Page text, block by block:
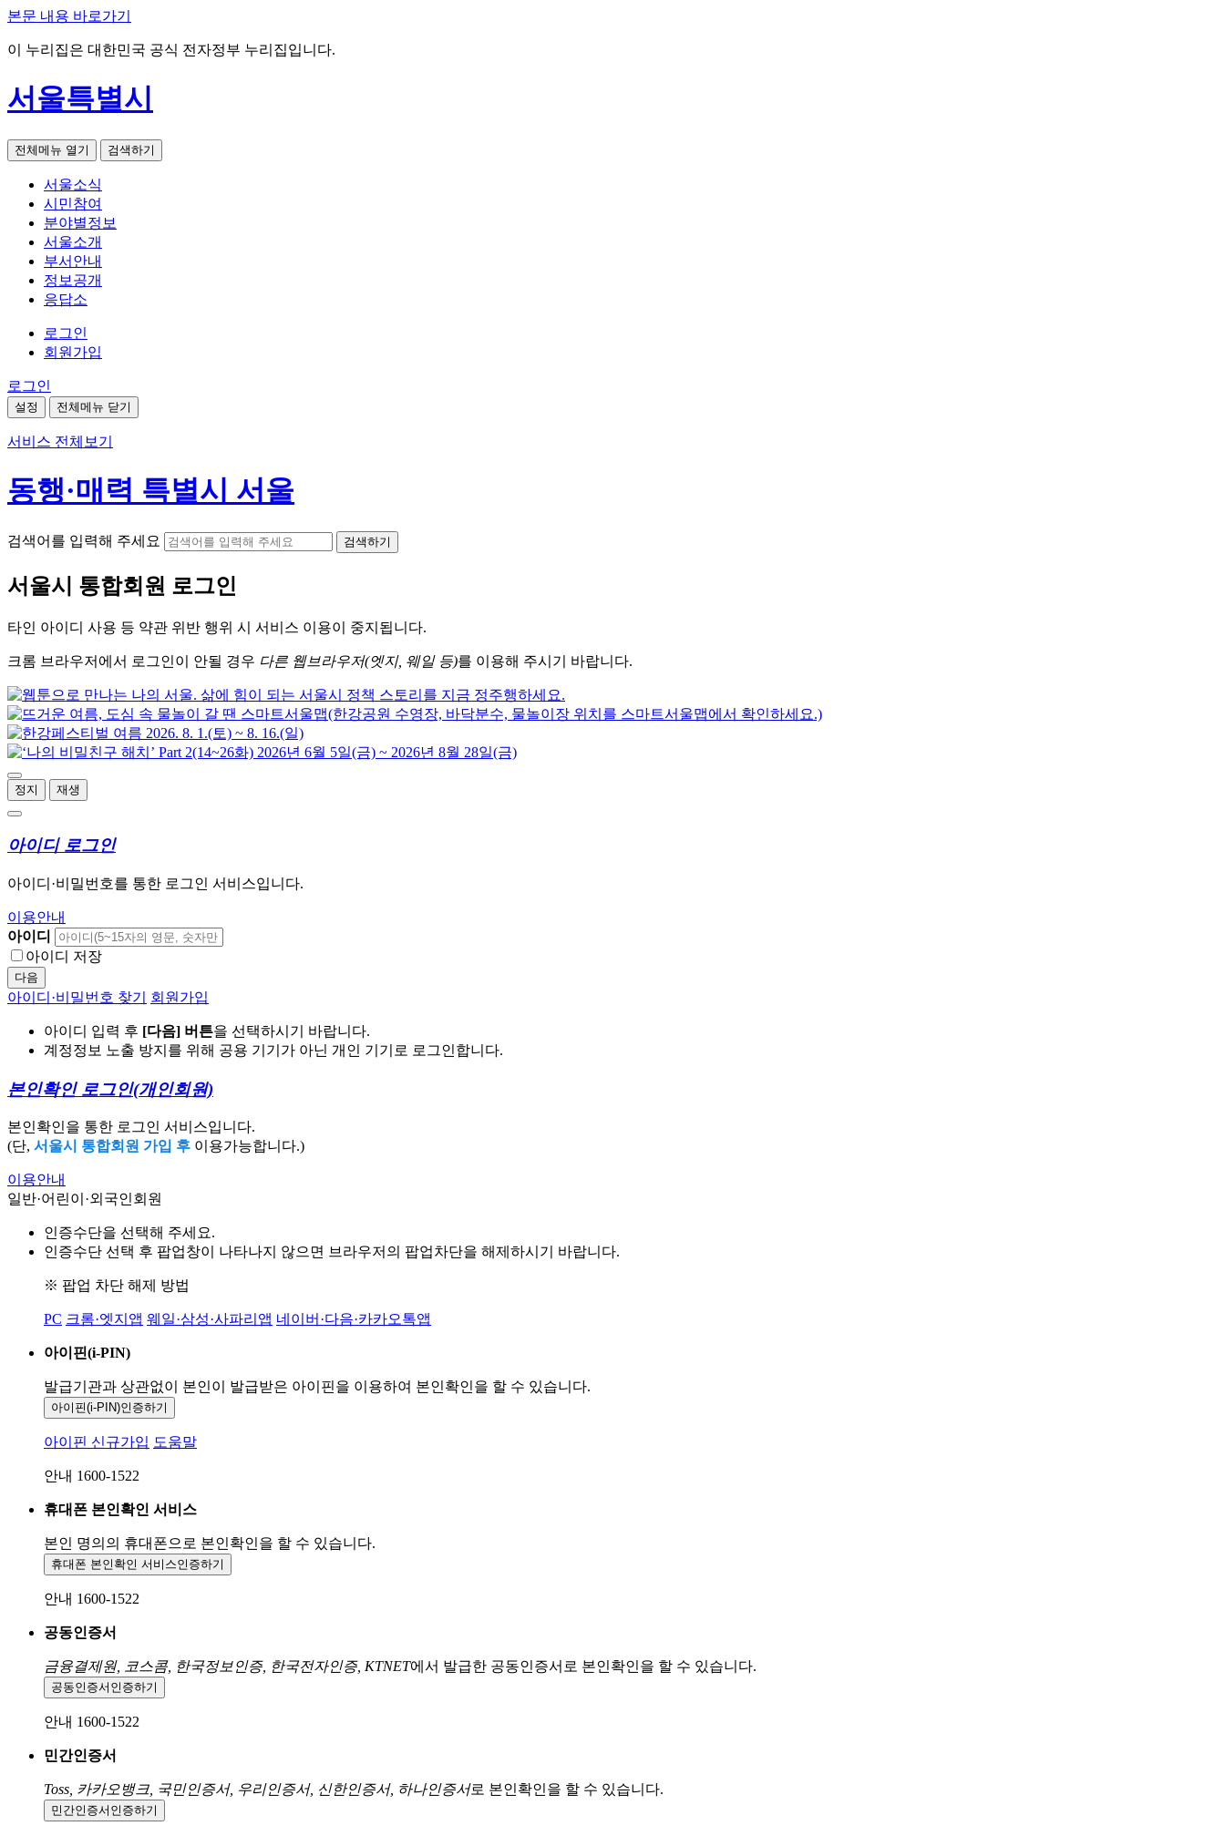
본문 내용 바로가기
이 누리집은 대한민국 공식 전자정부 누리집입니다.
서울특별시
전체메뉴 열기 검색하기
서울소식
시민참여
분야별정보
서울소개
부서안내
정보공개
응답소
로그인
회원가입
로그인
설정 전체메뉴 닫기
서비스 전체보기
동행·매력 특별시 서울
검색어를 입력해 주세요 검색하기
서울시 통합회원 로그인
타인 아이디 사용 등 약관 위반 행위 시 서비스 이용이 중지됩니다.
크롬 브라우저에서 로그인이 안될 경우 다른 웹브라우저(엣지, 웨일 등)를 이용해 주시기 바랍니다.
정지 재생
아이디 로그인
아이디·비밀번호를 통한 로그인 서비스입니다.
이용안내
아이디
아이디 저장
다음
아이디·비밀번호 찾기 회원가입
아이디 입력 후 [다음] 버튼을 선택하시기 바랍니다.
계정정보 노출 방지를 위해 공용 기기가 아닌 개인 기기로 로그인합니다.
본인확인 로그인(개인회원)
본인확인을 통한 로그인 서비스입니다.
(단, 서울시 통합회원 가입 후 이용가능합니다.)
이용안내
일반·어린이·외국인회원
인증수단을 선택해 주세요.
인증수단 선택 후 팝업창이 나타나지 않으면 브라우저의 팝업차단을 해제하시기 바랍니다.
※ 팝업 차단 해제 방법
PC 크롬·엣지앱 웨일·삼성·사파리앱 네이버·다음·카카오톡앱
아이핀(i-PIN)
발급기관과 상관없이 본인이 발급받은 아이핀을 이용하여 본인확인을 할 수 있습니다.
아이핀(i-PIN)인증하기
아이핀 신규가입 도움말
안내 1600-1522
휴대폰 본인확인 서비스
본인 명의의 휴대폰으로 본인확인을 할 수 있습니다.
휴대폰 본인확인 서비스인증하기
안내 1600-1522
공동인증서
금융결제원, 코스콤, 한국정보인증, 한국전자인증, KTNET에서 발급한 공동인증서로 본인확인을 할 수 있습니다.
공동인증서 인증하기
안내 1600-1522
민간인증서
Toss, 카카오뱅크, 국민인증서, 우리인증서, 신한인증서, 하나인증서로 본인확인을 할 수 있습니다.
민간인증서 인증하기